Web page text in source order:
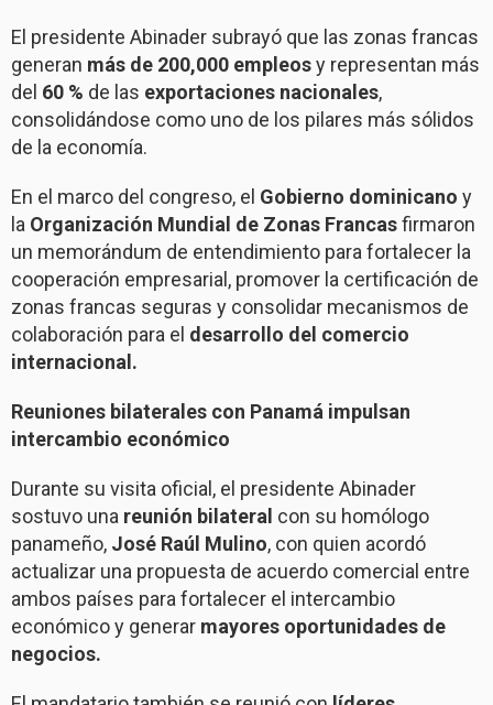
El presidente Abinader subrayó que las zonas francas
generan más de 200,000 empleosy representan más
del 60 % de las exportaciones nacionales,
consolidándose como uno de los pilares más sólidos
de la economía.
En el marco del congreso, el Gobierno dominicano y
la Organización Mundial de Zonas Francasfirmaron
un memorándum de entendimiento para fortalecer la
cooperación empresarial, promover la certificación de
zonas francas seguras y consolidar mecanismos de
colaboración para el desarrollo del comercio
internacional.
Reuniones bilaterales con Panamá impulsan
intercambio económico
Durante su visita oficial, el presidente Abinader
sostuvo una reunión bilateral con su homólogo
panameño, José Raúl Mulino, con quien acordó
actualizar una propuesta de acuerdo comercial entre
ambos países para fortalecer el intercambio
económico y generar mayores oportunidades de
negocios.